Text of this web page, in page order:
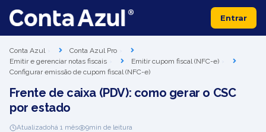
Entrar
Conta Azul
Conta Azul Pro
Emitir e gerenciar notas fiscais
Emitir cupom fiscal (NFC-e)
Configurar emissão de cupom fiscal (NFC-e)
Frente de caixa (PDV): como gerar o CSC
por estado
Atualizadohá 1 mês 9min de leitura